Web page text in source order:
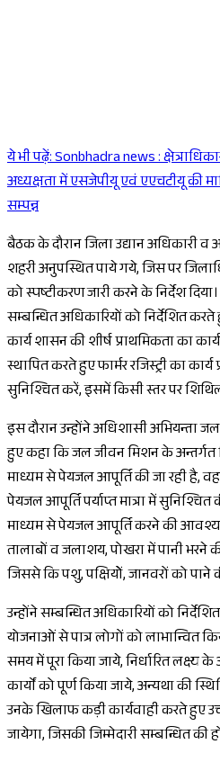
Sponsored
ये भी पढ़ें:Sonbhadra news :
अध्यक्षता में एसजेपीयू एवं एएचटीयू की
सम्पन्न
बैठक के दौरान जिला उद्यान अधिकारी
शहरी अनुपस्थित पाये गये, जिस पर
को स्पष्टीकरण जारी करने के निर्देश
सम्बन्धित अधिकारियों को निर्देशित करते
कार्य शासन की शीर्ष प्राथमिकता का
स्थापित करते हुए फार्मर रजिस्ट्री का
सुनिश्चित करें, इसमें किसी स्तर पर
इस दौरान उन्होंने अधिशासी अभियन्ता
हुए कहा कि जल जीवन मिशन के अन्तर्गत
माध्यम से पेयजल आपूर्ति की जा रही है,
पेयजल आपूर्ति पर्याप्त मात्रा में
माध्यम से पेयजल आपूर्ति करने की
तालाबों व जलाशय, पोखरा में पानी भरने
जिससे कि पशु, पक्षियोें, जानवरों को पाने
उन्होंने सम्बन्धित अधिकारियों को
योजनाओं से पात्र लोगों को लाभान्वित
समय में पूरा किया जाये, निर्धारित
कार्याें को पूर्ण किया जाये, अन्यथा की
उनके खिलाफ कड़ी कार्यवाही करते हुए
जायेगा, जिसकी जिम्मेदारी सम्बन्धित की